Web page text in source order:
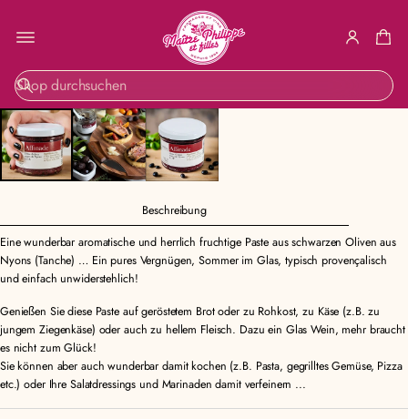
S
u
c
h
e
ZUR
PRODUKTINF
ORMATION
SPRINGEN
Beschreibung
Eine wunderbar aromatische und herrlich fruchtige Paste aus schwarzen Oliven aus
Nyons (Tanche) … Ein pures Vergnügen, Sommer im Glas, typisch provençalisch
und einfach unwiderstehlich!
Genießen Sie diese Paste auf geröstetem Brot oder zu Rohkost, zu Käse (z.B. zu
jungem Ziegenkäse) oder auch zu hellem Fleisch. Dazu ein Glas Wein, mehr braucht
es nicht zum Glück!
Sie können aber auch wunderbar damit kochen (z.B. Pasta, gegrilltes Gemüse, Pizza
etc.) oder Ihre Salatdressings und Marinaden damit verfeinern ...